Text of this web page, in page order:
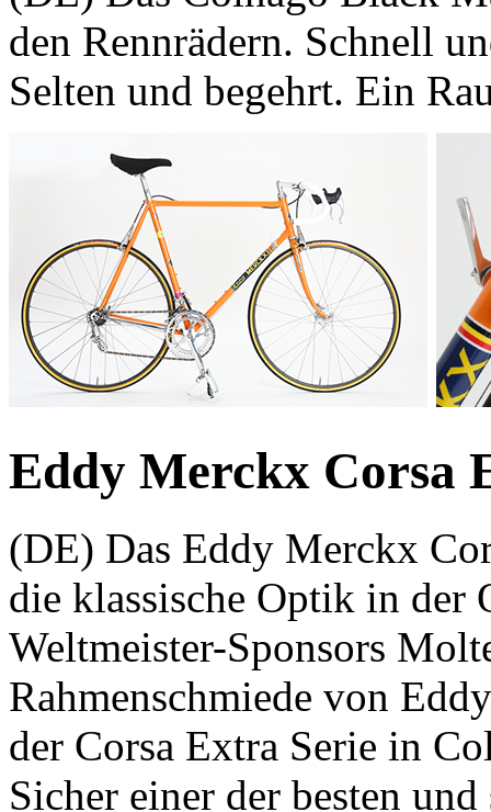
den Rennrädern. Schnell
Selten und begehrt. Ein
Eddy Merckx Corsa
(DE) Das Eddy Merckx
die klassische Optik in der
Weltmeister-Sponsors
Rahmenschmiede von
der Corsa Extra Serie in
Sicher einer der besten